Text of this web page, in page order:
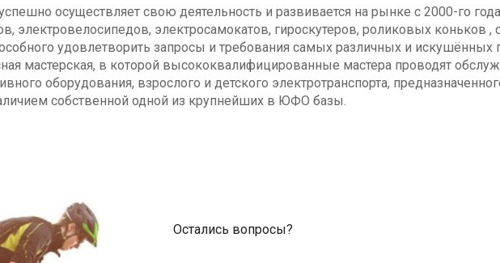
осуществляет свою деятельность и развивается на рынке с 2000-го
электровелосипедов, электросамокатов, гироскутеров, роликовых коньков ,
удовлетворить запросы и требования самых различных и искушённых
мастерская, в которой высококвалифицированные мастера проводят
оборудования, взрослого и детского электротранспорта,
собственной одной из крупнейших в ЮФО базы.
Остались вопросы?